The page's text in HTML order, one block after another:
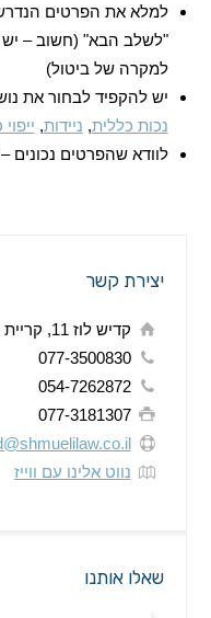
למלא את הפרטים
"לשלב הבא" (חשוב – יש
למקרה של ביטול)
יש להקפיד לבחור את
נכות כללית, ניידות,
לוודא שהפרטים נכונים
יצירת קשר
קדיש לוז 11, קריית מוצקין
077-3500830
054-7262872
077-3181307
נווט אלינו עם ווייז
שאלו אותנו